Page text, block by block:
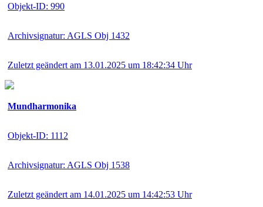
Objekt-ID: 990
Archivsignatur: AGLS Obj 1432
Zuletzt geändert am 13.01.2025 um 18:42:34 Uhr
Mundharmonika
Objekt-ID: 1112
Archivsignatur: AGLS Obj 1538
Zuletzt geändert am 14.01.2025 um 14:42:53 Uhr